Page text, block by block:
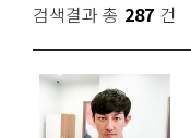
검색결과 총 287 건